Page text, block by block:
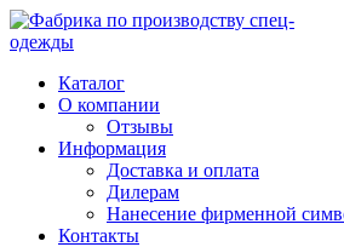
Каталог
О компании
Отзывы
Информация
Доставка и оплата
Дилерам
Нанесение фирменной
Контакты